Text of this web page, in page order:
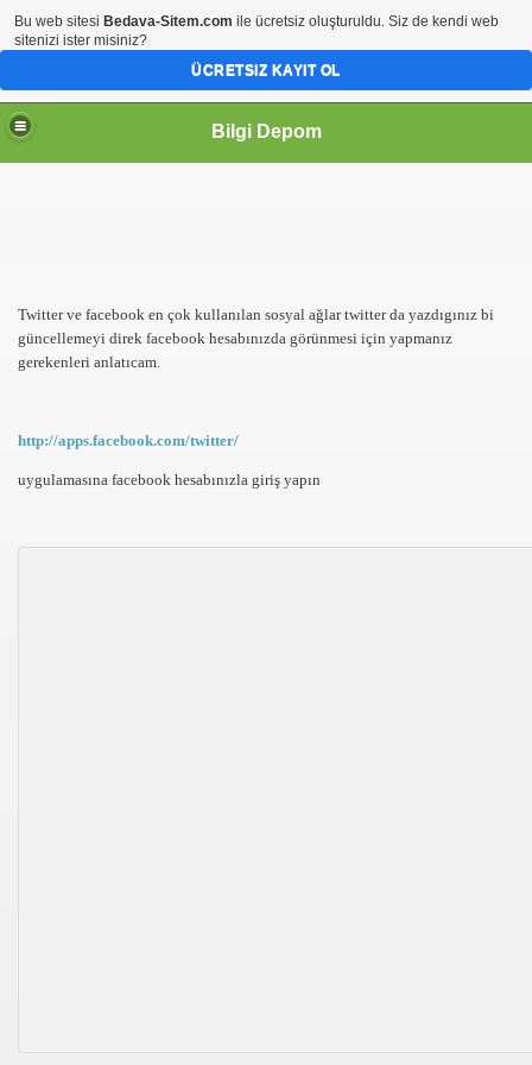
Bilgi Depom
Twitter ve facebook en çok kullanılan sosyal ağlar twitter da yazdıgınız bi
güncellemeyi direk facebook hesabınızda görünmesi için yapmanız
gerekenleri anlatıcam.
http://apps.facebook.com/twitter/
uygulamasına facebook hesabınızla giriş yapın
Bu web sitesi Bedava-Sitem.com ile ücretsiz oluşturuldu. Siz de kendi web
sitenizi ister misiniz?
ÜCRETSIZ KAYIT OL